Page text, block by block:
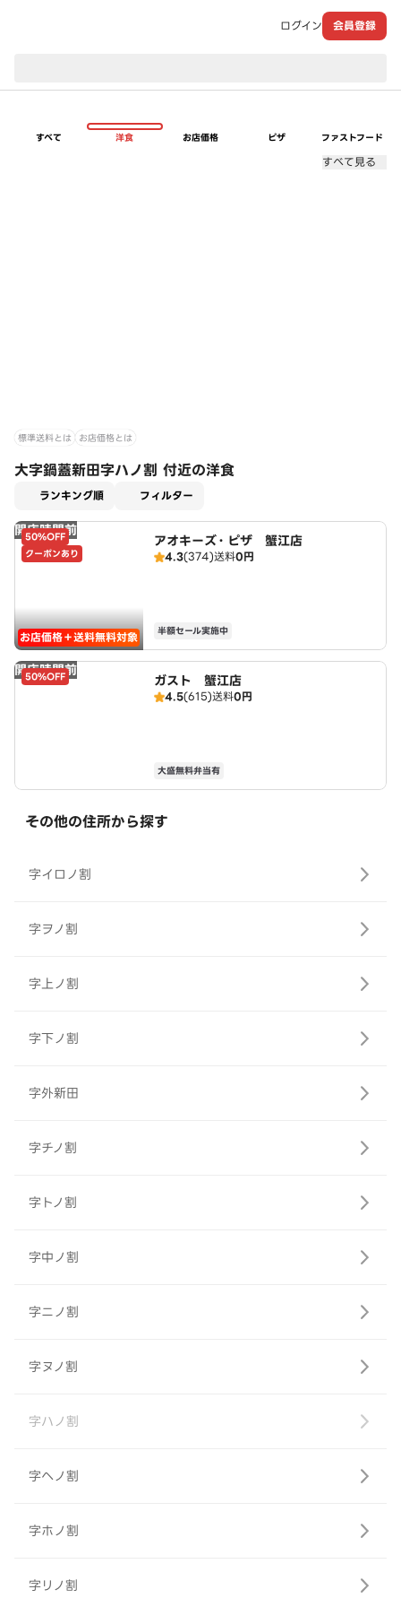
ログイン 会員登録
すべて 洋食 お店価格 ピザ ファストフード
すべて見る
標準送料とは お店価格とは
大字鍋蓋新田字ハノ割 付近の洋食
ランキング順 フィルター
開店時間前
50%OFF
クーポンあり
お店価格＋送料無料対象
アオキーズ・ピザ 蟹江店
4.3(374)送料0円
半額セール実施中
開店時間前
50%OFF ガスト 蟹江店
4.5(615)送料0円
大盛無料弁当有
その他の住所から探す
字イロノ割
字ヲノ割
字上ノ割
字下ノ割
字外新田
字チノ割
字トノ割
字中ノ割
字ニノ割
字ヌノ割
字ハノ割
字ヘノ割
字ホノ割
字リノ割